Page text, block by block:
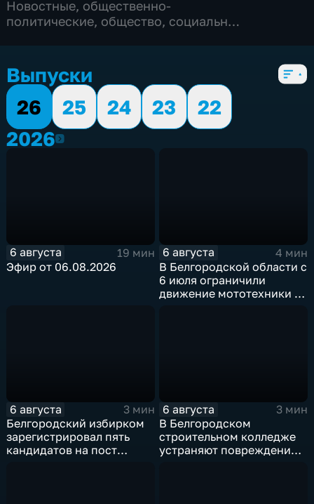
Новостные, общественно-
политические, общество, социально-
Выпуски
26
25 24 23
22
20262026
6 августа
19 мин
Эфир от 06.08.2026
6 августа
4 мин
В Белгородской области с
6 июля ограничили
движение мототехники в
6 августа
3 мин
Белгородский избирком
зарегистрировал пять
кандидатов на пост
6 августа
3 мин
В Белгородском
строительном колледже
устраняют повреждения